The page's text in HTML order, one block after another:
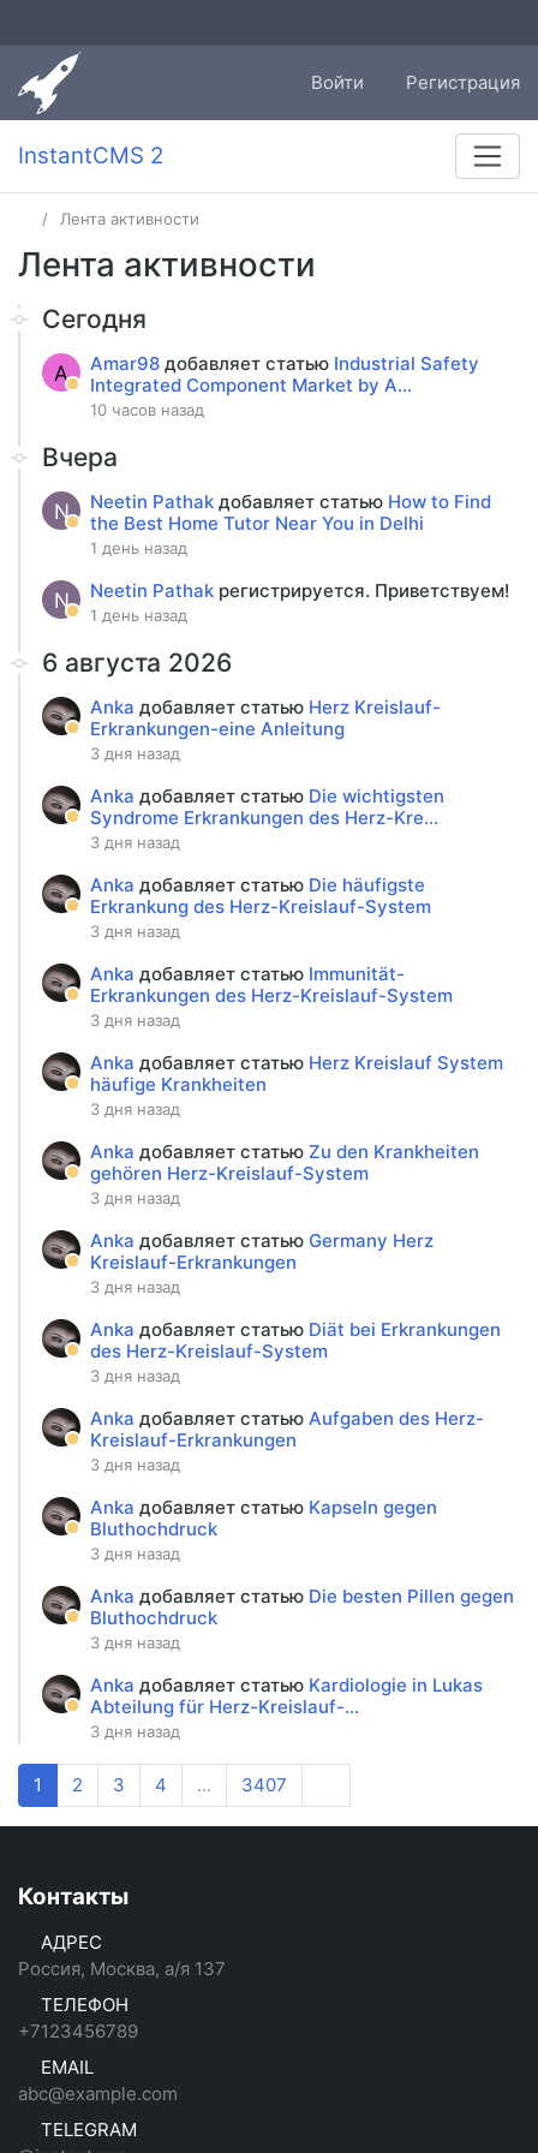
Войти Регистрация
InstantCMS 2
Лента активности
Лента активности
Сегодня
A Amar98 добавляет статью Industrial Safety
Integrated Component Market by A...
10 часов назад
Вчера
N Neetin Pathak добавляет статью How to Find
the Best Home Tutor Near You in Delhi
1 день назад
N Neetin Pathak регистрируется. Приветствуем!
1 день назад
6 августа 2026
Anka добавляет статью Herz Kreislauf-
Erkrankungen-eine Anleitung
3 дня назад
Anka добавляет статью Die wichtigsten
Syndrome Erkrankungen des Herz-Kre...
3 дня назад
Anka добавляет статью Die häufigste
Erkrankung des Herz-Kreislauf-System
3 дня назад
Anka добавляет статью Immunität-
Erkrankungen des Herz-Kreislauf-System
3 дня назад
Anka добавляет статью Herz Kreislauf System
häufige Krankheiten
3 дня назад
Anka добавляет статью Zu den Krankheiten
gehören Herz-Kreislauf-System
3 дня назад
Anka добавляет статью Germany Herz
Kreislauf-Erkrankungen
3 дня назад
Anka добавляет статью Diät bei Erkrankungen
des Herz-Kreislauf-System
3 дня назад
Anka добавляет статью Aufgaben des Herz-
Kreislauf-Erkrankungen
3 дня назад
Anka добавляет статью Kapseln gegen
Bluthochdruck
3 дня назад
Anka добавляет статью Die besten Pillen gegen
Bluthochdruck
3 дня назад
Anka добавляет статью Kardiologie in Lukas
Abteilung für Herz-Kreislauf-...
3 дня назад
1 2 3 4 ... 3407
Контакты
АДРЕС
Россия, Москва, а/я 137
ТЕЛЕФОН
+7123456789
EMAIL
abc@example.com
TELEGRAM